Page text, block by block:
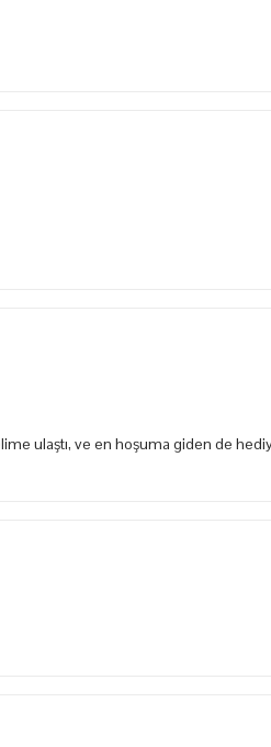
ulaştı, ve en hoşuma giden de